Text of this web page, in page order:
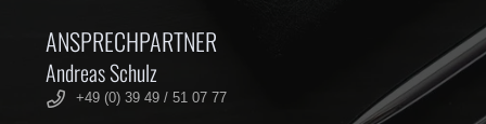
ANSPRECHPARTNER
Andreas Schulz
+49 (0) 39 49 / 51 07 77